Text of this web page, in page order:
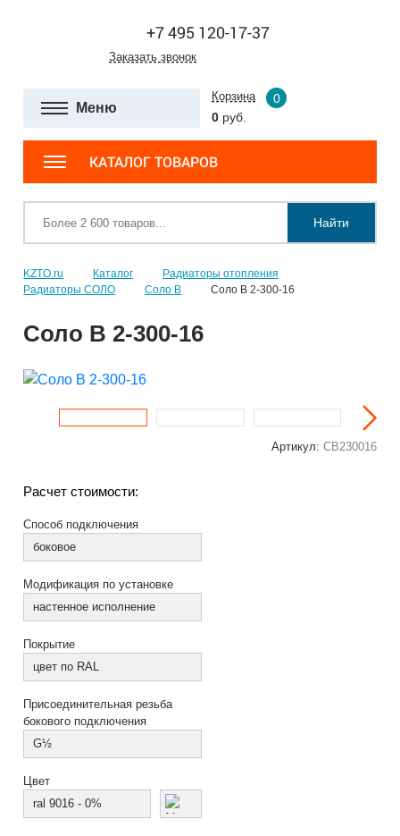
+7 495 120-17-37
Заказать звонок
Меню
Корзина
0
0 руб.
КАТАЛОГ ТОВАРОВ
Найти
KZTO.ru Каталог
Радиаторы отопления
Радиаторы СОЛО
Соло В Соло В 2-300-16
Соло В 2-300-16
Артикул: СВ230016
Расчет стоимости:
Способ подключения
боковое
Модификация по установке
настенное исполнение
Покрытие
цвет по RAL
Присоединительная резьба
бокового подключения
G½
Цвет
ral 9016 - 0%